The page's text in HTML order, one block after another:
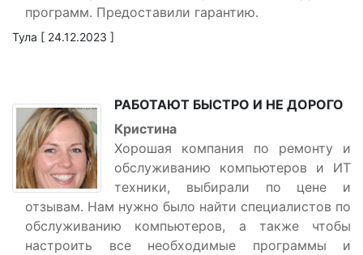
программ. Предоставили гарантию.
Тула [ 24.12.2023 ]
РАБОТАЮТ БЫСТРО И НЕ ДОРОГО
Кристина
Хорошая компания по ремонту и
обслуживанию компьютеров и ИТ
техники, выбирали по цене и
отзывам. Нам нужно было найти специалистов по
обслуживанию компьютеров, а также чтобы
настроить все необходимые программы и